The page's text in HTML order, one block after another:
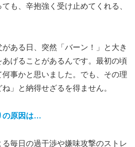
も、辛抱強く受け止めてくれる、
ある日、突然「バーン！」と大き
げることがあるんです。最初の頃
事かと思いました。でも、その理
」と納得せざるを得ません。
の原因は…
毎日の過干渉や嫌味攻撃のストレ